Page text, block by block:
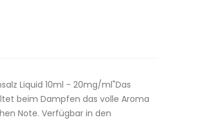
Liquid 10ml - 20mg/ml"Das
beim Dampfen das volle Aroma
Note. Verfügbar in den